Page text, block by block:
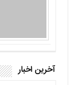
آخرین اخبار